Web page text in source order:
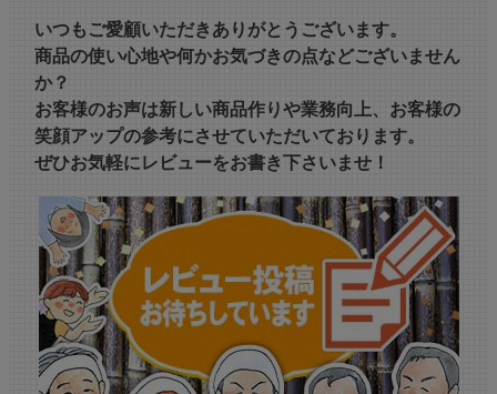
いつもご愛顧いただきありがとうございます。
商品の使い心地や何かお気づきの点などございません
か？
お客様のお声は新しい商品作りや業務向上、お客様の
笑顔アップの参考にさせていただいております。
ぜひお気軽にレビューをお書き下さいませ！